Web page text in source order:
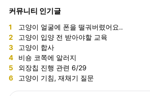
커뮤니티 인기글
1 고양이 얼굴에 폰을 떨궈버렸어요..
2 고양이 입양 전 받아야할 교육
3 고양이 합사
4 비숑 코쪽에 알러지
5 외장칩 진행 관련 6/29
6 고양이 기침, 재채기 질문